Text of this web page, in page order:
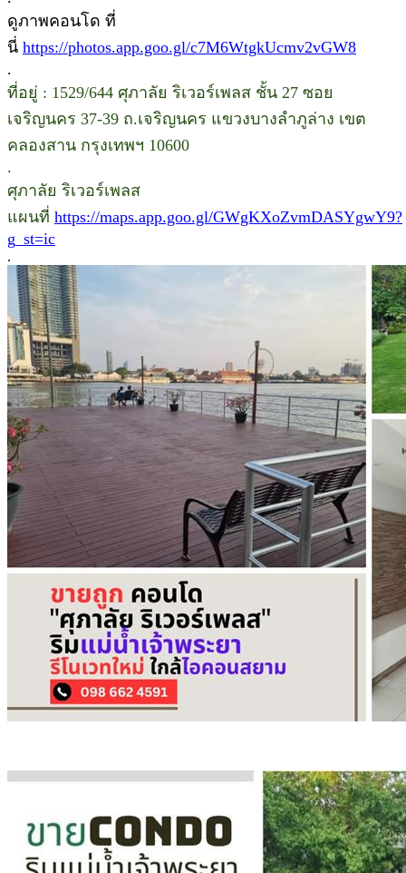
ดูภาพคอนโด ที่
นี่ https://photos.app.goo.gl/c7M6WtgkUcmv2vGW8
.
ที่อยู่ : 1529/644 ศุภาลัย ริเวอร์เพลส ชั้น 27 ซอย
เจริญนคร 37-39 ถ.เจริญนคร แขวงบางลำภูล่าง เขต
คลองสาน กรุงเทพฯ 10600
.
ศุภาลัย ริเวอร์เพลส
แผนที่ https://maps.app.goo.gl/GWgKXoZvmDASYgwY9?
g_st=ic
.